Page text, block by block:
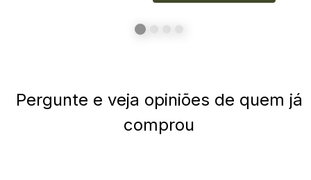
Pergunte e veja opiniões de quem já
comprou